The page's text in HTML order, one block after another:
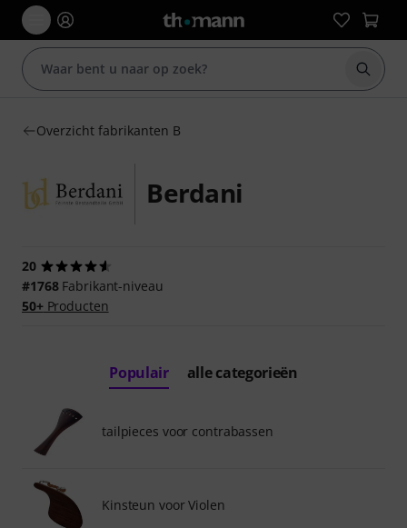
Zoek
Overzicht fabrikanten B
Berdani
20
#1768Fabrikant-niveau
50+Producten
Populair alle categorieën
tailpieces voor contrabassen
Kinsteun voor Violen